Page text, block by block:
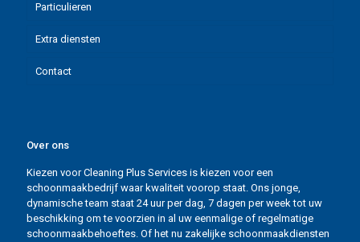
Referenties
Kantoren
Onderwijs en vzw’s
Kinderdagverblijven
Winkels
Horeca
Hotels en B&B
Particulieren
Eenmalige schoonmaak
Regelmatige schoonmaak
Extra diensten
Schoonmaak na renovatie
Contact
Over ons
Kiezen voor Cleaning Plus Services is kiezen voor een
schoonmaakbedrijf waar kwaliteit voorop staat. Ons jonge,
dynamische team staat 24 uur per dag, 7 dagen per week tot uw
beschikking om te voorzien in al uw eenmalige of regelmatige
schoonmaakbehoeftes. Of het nu zakelijke schoonmaakdiensten